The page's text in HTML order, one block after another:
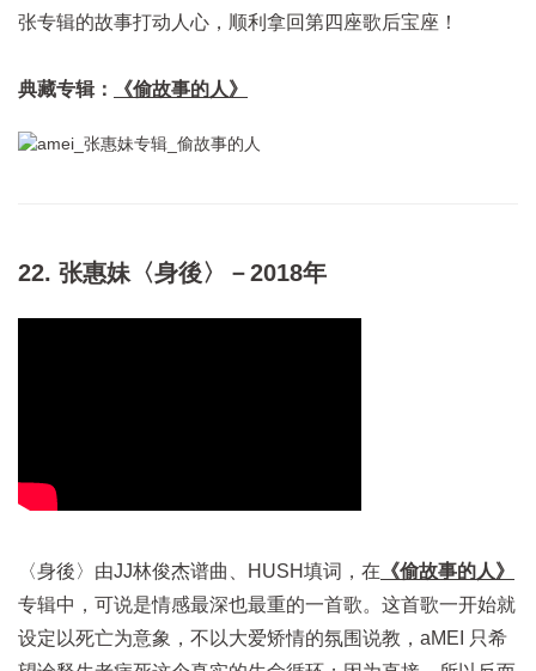
张专辑的故事打动人心，顺利拿回第四座歌后宝座！
典藏专辑： 《偷故事的人》
22. 张惠妹〈身後〉－2018年
〈身後〉由JJ林俊杰谱曲、HUSH填词，在 《偷故事的人》
专辑中，可说是情感最深也最重的一首歌。这首歌一开始就
设定以死亡为意象，不以大爱矫情的氛围说教，aMEI 只希